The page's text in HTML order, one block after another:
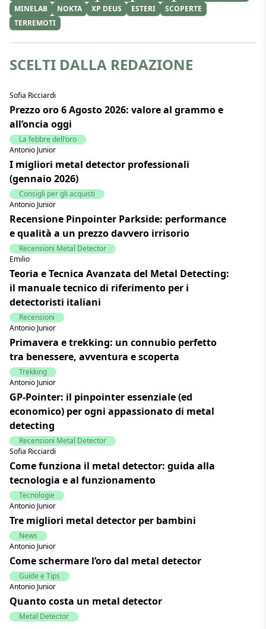
MINELAB
NOKTA XP DEUS ESTERI
SCOPERTE
TERREMOTI
SCELTI DALLA REDAZIONE
Sofia Ricciardi
Prezzo oro 6 Agosto 2026: valore al grammo e
all’oncia oggi
La febbre dell'oro
Antonio Junior
I migliori metal detector professionali
(gennaio 2026)
Consigli per gli acquisti
Antonio Junior
Recensione Pinpointer Parkside: performance
e qualità a un prezzo davvero irrisorio
Recensioni Metal Detector
Emilio
Teoria e Tecnica Avanzata del Metal Detecting:
il manuale tecnico di riferimento per i
detectoristi italiani
Recensioni
Antonio Junior
Primavera e trekking: un connubio perfetto
tra benessere, avventura e scoperta
Trekking
Antonio Junior
GP-Pointer: il pinpointer essenziale (ed
economico) per ogni appassionato di metal
detecting
Recensioni Metal Detector
Sofia Ricciardi
Come funziona il metal detector: guida alla
tecnologia e al funzionamento
Tecnologie
Antonio Junior
Tre migliori metal detector per bambini
News
Antonio Junior
Come schermare l’oro dal metal detector
Guide e Tips
Antonio Junior
Quanto costa un metal detector
Metal Detector